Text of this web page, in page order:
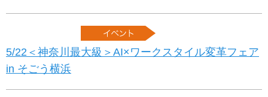
5/22＜神奈川最大級＞AI×ワークスタイル変革フェア
in そごう横浜